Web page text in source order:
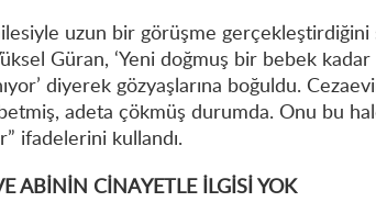
uzun bir görüşme gerçekleştirdiğini
Güran, ‘Yeni doğmuş bir bebek
diyerek gözyaşlarına boğuldu.
adeta çökmüş durumda. Onu bu
ifadelerini kullandı.
ABİNİN CİNAYETLE İLGİSİ YOK